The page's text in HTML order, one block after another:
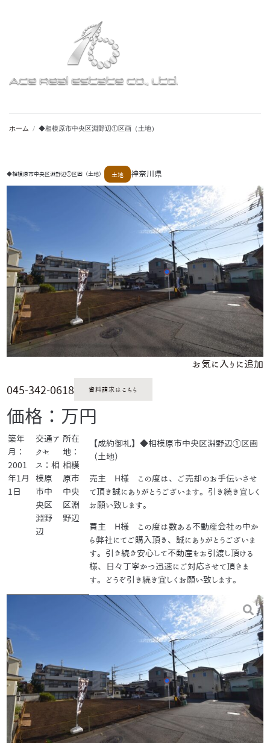
ホーム / ◆相模原市中央区淵野辺①区画（土地）
◆相模原市中央区淵野辺①区画（土地） 土地 神奈川県
お気に入りに追加
045-342-0618 資料請求はこちら
価格：万円
築年
月：
2001
年1月
1日
交通ア
クセ
ス：相
模原
市中
央区
淵野
辺
所在
地：
相模
原市
中央
区淵
野辺
【成約御礼】◆相模原市中央区淵野辺①区画
（土地）
売主 H様 この度は、ご売却のお手伝いさせ
て頂き誠にありがとうございます。引き続き宜しく
お願い致します。
買主 H様 この度は数ある不動産会社の中か
ら弊社にてご購入頂き、誠にありがとうございま
す。引き続き安心して不動産をお引渡し頂ける
様、日々丁寧かつ迅速にご対応させて頂きま
す。どうぞ引き続き宜しくお願い致します。